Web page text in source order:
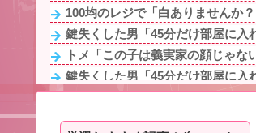
100均のレジで「白ありませんか
鍵失くした男「45分だけ部屋に
トメ「この子は義実家の顔じゃ
鍵失くした男「45分だけ部屋に
5/6私、結婚したい職業NO.1の公